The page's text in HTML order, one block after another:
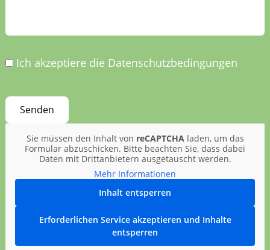
Ich akzeptiere die Datenschutzbedingungen
Sie müssen den Inhalt von reCAPTCHA laden, um das
Formular abzuschicken. Bitte beachten Sie, dass dabei
Daten mit Drittanbietern ausgetauscht werden.
Mehr Informationen
Inhalt entsperren
Erforderlichen Service akzeptieren und Inhalte
entsperren